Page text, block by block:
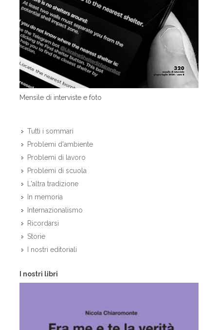
Mensile di interviste e foto
Tutti i sommari
Problemi d'ambiente
Problemi di lavoro
Problemi di scuola
L'altra tradizione
In memoria
Internazionalismo
Ricordarsi
Storie
I nostri editoriali
I nostri libri